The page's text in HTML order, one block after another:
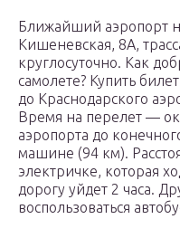
Ближайший аэропорт
Кишеневская, 8А,
круглосуточно. Как
самолете? Купить
до Краснодарского
Время на перелет —
аэропорта до
машине (94 км).
электричке, которая
дорогу уйдет 2 часа.
воспользоваться